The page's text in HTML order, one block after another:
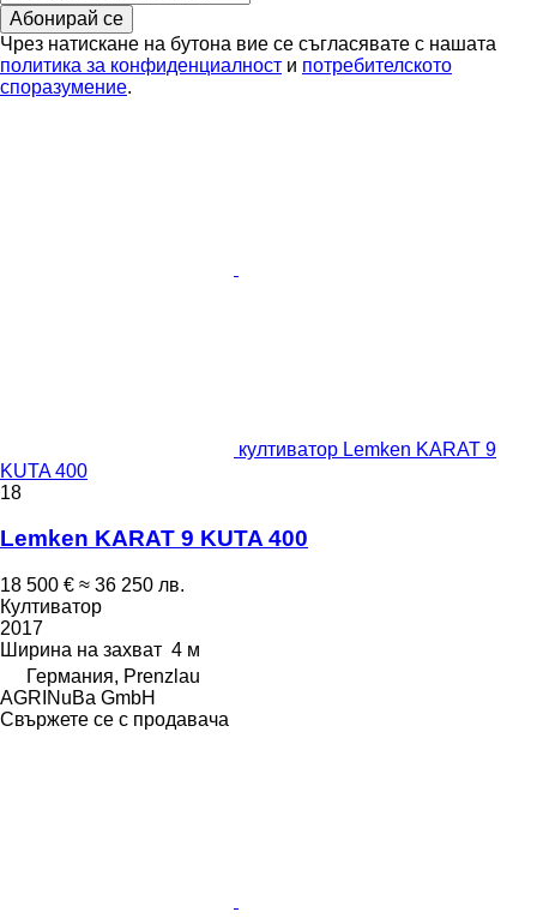
Абонирай се
Чрез натискане на бутона вие се съгласявате с нашата
политика за конфиденциалност и потребителското
споразумение.
култиватор Lemken KARAT 9
KUTA 400
18
Lemken KARAT 9 KUTA 400
18 500 € ≈ 36 250 лв.
Култиватор
2017
Ширина на захват 4 м
Германия, Prenzlau
AGRINuBa GmbH
Свържете се с продавача